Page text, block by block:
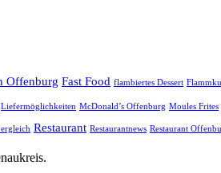
Offenburg Fast Food flambiertes Dessert
Liefermöglichkeiten McDonald’s Offenburg Moules Frites
Restaurant Restaurantnews Restaurant